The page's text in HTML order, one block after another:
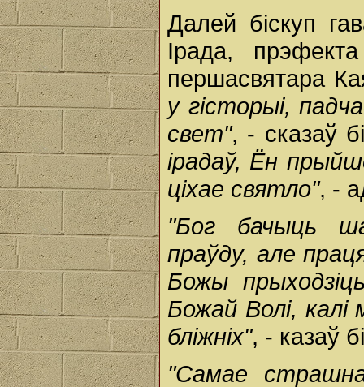
Далей біскуп
Ірада,
першасвятара
у гісторыі,
свет", - сказаў
ірадаў, Ён
ціхае святло", -
"Бог бачыць
праўду, але
Божы
Божай Волі,
бліжніх", - казаў
"Самае